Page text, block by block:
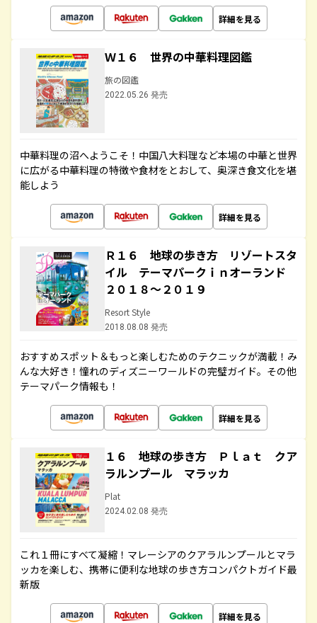
詳細を見る
Ｗ１６ 世界の中華料理図鑑
旅の図鑑
2022.05.26 発売
中華料理の沼へようこそ！中国八大料理など本場の中華と世界
に広がる中華料理の特徴や食材をとおして、奥深き食文化を堪
能しよう
詳細を見る
Ｒ１６ 地球の歩き方 リゾートスタ
イル テーマパークｉｎオーランド
２０１８～２０１９
Resort Style
2018.08.08 発売
おすすめスポット＆もっと楽しむためのテクニックが満載！み
んな大好き！憧れのディズニーワールドの完璧ガイド。その他
テーマパーク情報も！
詳細を見る
１６ 地球の歩き方 Ｐｌａｔ クア
ラルンプール マラッカ
Plat
2024.02.08 発売
これ１冊にすべて凝縮！マレーシアのクアラルンプールとマラ
ッカを楽しむ、携帯に便利な地球の歩き方コンパクトガイド最
新版
詳細を見る